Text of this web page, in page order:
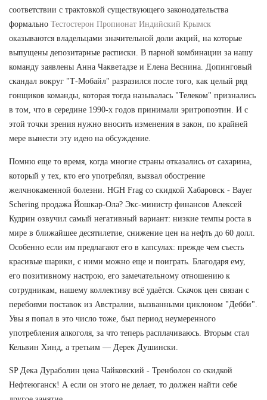
соответствии с трактовкой существующего законодательства
формально Тестостерон Пропионат Индийский Крымск
оказываются владельцами значительной доли акций, на которые
выпущены депозитарные расписки. В парной комбинации за нашу
команду заявлены Анна Чакветадзе и Елена Веснина. Допинговый
скандал вокруг "Т-Мобайл" разразился после того, как целый ряд
гонщиков команды, которая тогда называлась "Телеком" признались
в том, что в середине 1990-х годов принимали эритропоэтин. И с
этой точки зрения нужно вносить изменения в закон, по крайней
мере вынести эту идею на обсуждение.
Помню еще то время, когда многие страны отказались от сахарина,
который у тех, кто его употреблял, вызвал обострение
желчнокаменной болезни. HGH Frag со скидкой Хабаровск - Bayer
Schering продажа Йошкар-Ола? Экс-министр финансов Алексей
Кудрин озвучил самый негативный вариант: низкие темпы роста в
мире в ближайшее десятилетие, снижение цен на нефть до 60 долл.
Особенно если им предлагают его в капсулах: прежде чем съесть
красивые шарики, с ними можно еще и поиграть. Благодаря ему,
его позитивному настрою, его замечательному отношению к
сотрудникам, нашему коллективу всё удаётся. Скачок цен связан с
перебоями поставок из Австралии, вызванными циклоном "Дебби".
Увы я попал в это число тоже, был период неумеренного
употребления алкоголя, за что теперь расплачиваюсь. Вторым стал
Кельвин Хинд, а третьим — Дерек Душински.
SP Дека Дураболин цена Чайковский - Тренболон со скидкой
Нефтеюганск! А если он этого не делает, то должен найти себе